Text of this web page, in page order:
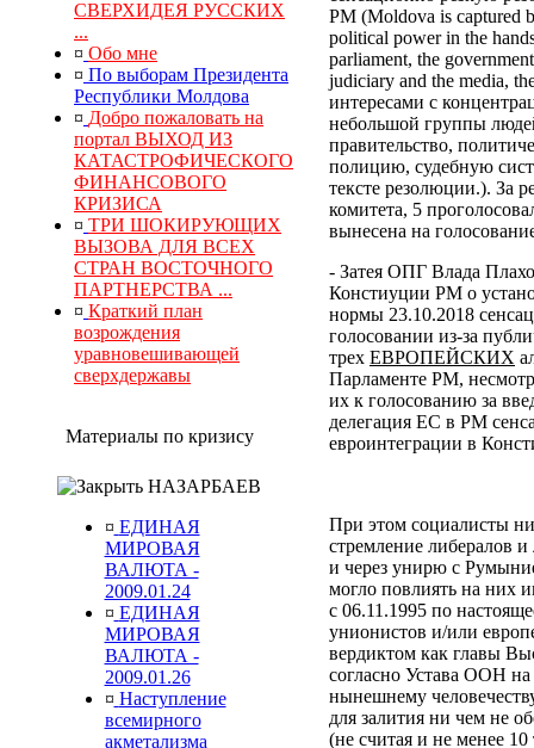
СВЕРХИДЕЯ РУССКИХ
...
¤ Обо мне
¤ По выборам Президента
Республики Молдова
¤ Добро пожаловать на
портал ВЫХОД ИЗ
КАТАСТРОФИЧЕСКОГО
ФИНАНСОВОГО
КРИЗИСА
¤ ТРИ ШОКИРУЮЩИХ
ВЫЗОВА ДЛЯ ВСЕХ
СТРАН ВОСТОЧНОГО
ПАРТНЕРСТВА ...
¤ Краткий план
возрождения
уравновешивающей
сверхдержавы
Материалы по кризису
НАЗАРБАЕВ
¤ ЕДИНАЯ
МИРОВАЯ
ВАЛЮТА -
2009.01.24
¤ ЕДИНАЯ
МИРОВАЯ
ВАЛЮТА -
2009.01.26
¤ Наступление
всемирного
акметализма
РМ (Moldova is captured
political power in the
parliament, the
judiciary and the media,
интересами с
небольшой группы
правительство,
полицию, судебную
тексте резолюции.). За
комитета, 5
вынесена на
- Затея ОПГ Влада
Констиуции РМ о
нормы 23.10.2018
голосовании из-за
трех ЕВРОПЕЙСКИХ
Парламенте РМ,
их к голосованию за
делегация ЕС в РМ
евроинтеграции в
При этом социалисты
стремление либералов
и через унирю с
могло повлиять на них
с 06.11.1995 по
унионистов и/или
вердиктом как главы
согласно Устава ООН
нынешнему
для залития ни чем не
(не считая и не менее